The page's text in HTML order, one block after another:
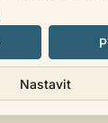
Nastavit